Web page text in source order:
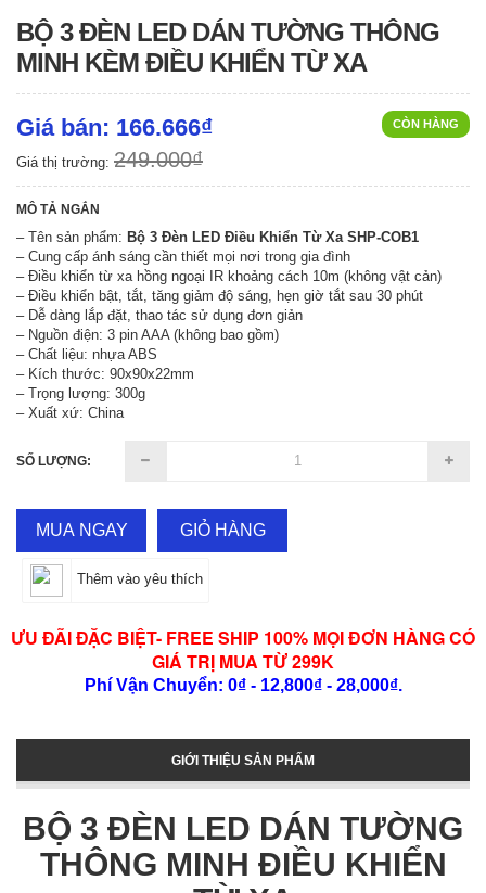
BỘ 3 ĐÈN LED DÁN TƯỜNG THÔNG
MINH KÈM ĐIỀU KHIỂN TỪ XA
CÒN HÀNG
Giá bán: 166.666₫
Giá thị trường: 249.000₫
MÔ TẢ NGẮN
– Tên sản phẩm: Bộ 3 Đèn LED Điều Khiển Từ Xa SHP-COB1
– Cung cấp ánh sáng cần thiết mọi nơi trong gia đình
– Điều khiển từ xa hồng ngoại IR khoảng cách 10m (không vật cản)
– Điều khiển bật, tắt, tăng giảm độ sáng, hẹn giờ tắt sau 30 phút
– Dễ dàng lắp đặt, thao tác sử dụng đơn giản
– Nguồn điện: 3 pin AAA (không bao gồm)
– Chất liệu: nhựa ABS
– Kích thước: 90x90x22mm
– Trọng lượng: 300g
– Xuất xứ: China
SỐ LƯỢNG:
MUA NGAY GIỎ HÀNG
Thêm vào yêu thích
ƯU ĐÃI ĐẶC BIỆT- FREE SHIP 100% MỌI ĐƠN HÀNG CÓ
GIÁ TRỊ MUA TỪ 299K
Phí Vận Chuyển: 0₫ - 12,800₫ - 28,000₫.
GIỚI THIỆU SẢN PHẨM
BỘ 3 ĐÈN LED DÁN TƯỜNG
THÔNG MINH ĐIỀU KHIỂN